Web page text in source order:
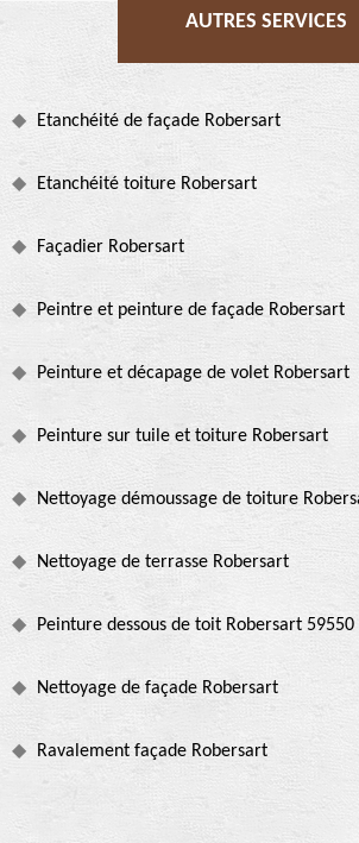
AUTRES SERVICES
Etanchéité de façade Robersart
Etanchéité toiture Robersart
Façadier Robersart
Peintre et peinture de façade Robersart
Peinture et décapage de volet Robersart
Peinture sur tuile et toiture Robersart
Nettoyage démoussage de toiture
Nettoyage de terrasse Robersart
Peinture dessous de toit Robersart 59550
Nettoyage de façade Robersart
Ravalement façade Robersart